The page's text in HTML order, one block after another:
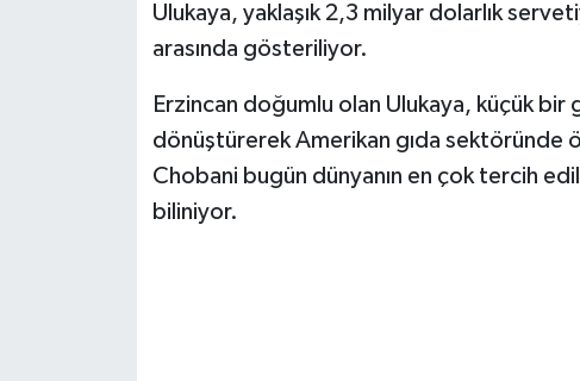
Ulukaya, yaklaşık 2,3 milyar dolarlık
arasında gösteriliyor.
Erzincan doğumlu olan Ulukaya, küçük bir
dönüştürerek Amerikan gıda sektöründe
Chobani bugün dünyanın en çok tercih
biliniyor.